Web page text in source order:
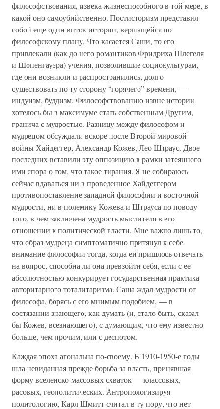
философствования, извека жизнеспособного в той мере, в
какой оно самоубийственно. Постисторизм представил
собой еще один виток истории, вершащейся по
философскому плану. Что касается Саши, то его
привлекали (как до него романтиков Фридриха Шлегеля
и Шопенгауэра) учения, позволившие социокультурам,
где они возникли и распространились, долго
существовать по ту сторону “горячего” времени, —
индуизм, буддизм. Философствованию извне истории
хотелось бы в максимуме стать собственным Другим,
гранича с мудростью. Разницу между философом и
мудрецом обсуждали вскоре после Второй мировой
войны Хайдеггер, Александр Кожев, Лео Штраус. Двое
последних вставили эту оппозицию в рамки затеянного
ими спора о том, что такое тирания. Я не собираюсь
сейчас вдаваться ни в проведенное Хайдеггером
противопоставление западной философии и восточной
мудрости, ни в полемику Кожева и Штрауса по поводу
того, в чем заключена мудрость мыслителя в его
отношении к политической власти. Мне важно лишь то,
что образ мудреца симптоматично притянул к себе
внимание философии тогда, когда ей пришлось отвечать
на вопрос, способна ли она превзойти себя, если с ее
абсолютностью конкурирует государственная практика
авторитарного тоталитаризма. Саша ждал мудрости от
философа, борясь с его мнимым подобием, — в
состязании знающего, как думать (и, стало быть, сказал
бы Кожев, всезнающего), с думающим, что ему известно
больше, чем прочим, или с деспотом.
Каждая эпоха агональна по-своему. В 1910-1950-е годы
шла невиданная прежде борьба за власть, принявшая
форму вселенско-массовых схваток — классовых,
расовых, геополитических. Антропологизируя
политологию, Карл Шмитт считал в ту пору, что нет